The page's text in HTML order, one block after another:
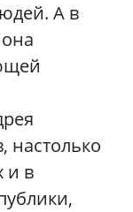
А в
настолько
и в